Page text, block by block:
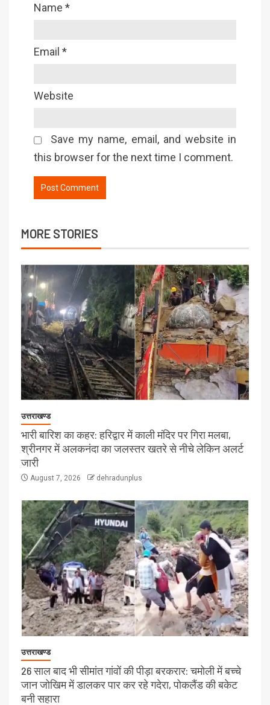
Name *
Email *
Website
Save my name, email, and website in
this browser for the next time I comment.
MORE STORIES
उत्तराखण्ड
भारी बारिश का कहर: हरिद्वार में काली मंदिर पर गिरा मलबा,
श्रीनगर में अलकनंदा का जलस्तर खतरे से नीचे लेकिन अलर्ट
जारी
August 7, 2026 dehradunplus
उत्तराखण्ड
26 साल बाद भी सीमांत गांवों की पीड़ा बरकरार: चमोली में बच्चे
जान जोखिम में डालकर पार कर रहे गदेरा, पोकलैंड की बकेट
बनी सहारा